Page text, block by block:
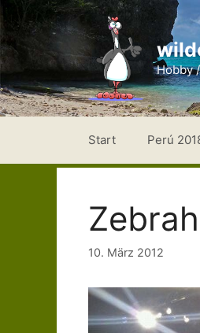
Zum
Inhalt
springen
Hobby
Start Perú
10. März 2012